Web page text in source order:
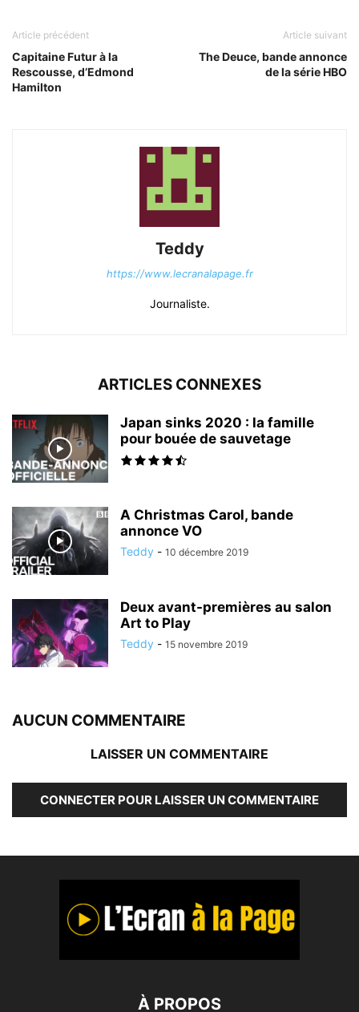
Article précédent
Capitaine Futur à la
Rescousse, d’Edmond
Hamilton
Article suivant
The Deuce, bande annonce
de la série HBO
Teddy
https://www.lecranalapage.fr
Journaliste.
ARTICLES CONNEXES
Japan sinks 2020 : la famille
pour bouée de sauvetage
A Christmas Carol, bande
annonce VO
Teddy - 10 décembre 2019
Deux avant-premières au salon
Art to Play
Teddy - 15 novembre 2019
AUCUN COMMENTAIRE
LAISSER UN COMMENTAIRE
CONNECTER POUR LAISSER UN COMMENTAIRE
À PROPOS